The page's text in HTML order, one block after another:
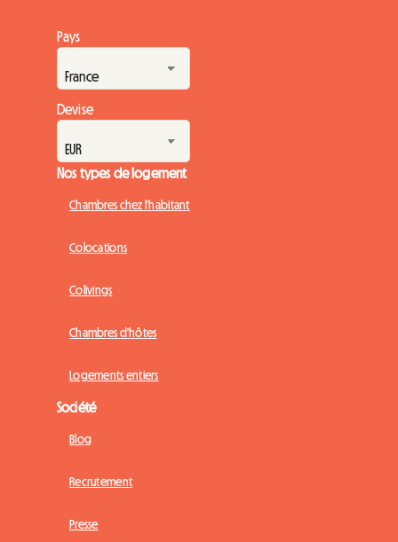
Pays
Devise
Nos types de logement
Chambres chez l'habitant
Colocations
Colivings
Chambres d'hôtes
Logements entiers
Société
Blog
Recrutement
Presse